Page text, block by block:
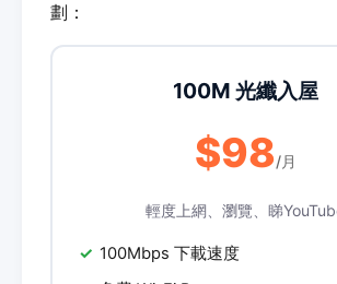
劃：
100M 光纖入屋
$98/月
輕度上網、瀏覽、睇
100Mbps 下載速度